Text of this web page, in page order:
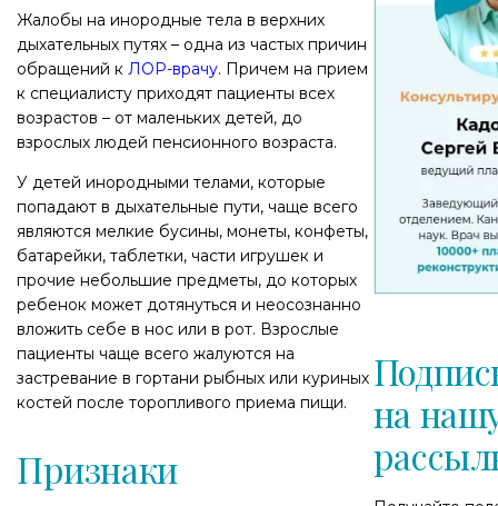
Жалобы на инородные тела в верхних
дыхательных путях – одна из частых причин
обращений к ЛОР-врачу. Причем на прием
к специалисту приходят пациенты всех
возрастов – от маленьких детей, до
взрослых людей пенсионного возраста.
У детей инородными телами, которые
попадают в дыхательные пути, чаще всего
являются мелкие бусины, монеты, конфеты,
батарейки, таблетки, части игрушек и
прочие небольшие предметы, до которых
ребенок может дотянуться и неосознанно
вложить себе в нос или в рот. Взрослые
пациенты чаще всего жалуются на
застревание в гортани рыбных или куриных
костей после торопливого приема пищи.
Признаки
на